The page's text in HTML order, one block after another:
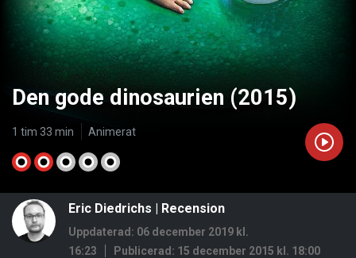
Den gode dinosaurien (2015)
1 tim 33 min Animerat
Eric Diedrichs | Recension
Uppdaterad: 06 december 2019 kl.
16:23
Publicerad: 15 december 2015 kl. 18:00